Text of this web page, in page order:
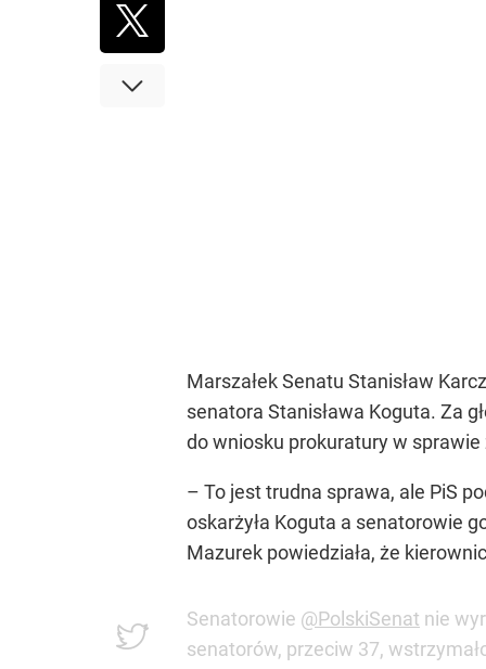
Marszałek Senatu Stanisław
senatora Stanisława Koguta. Za
do wniosku prokuratury w
– To jest trudna sprawa, ale PiS
oskarżyła Koguta a senatorowie
Mazurek powiedziała, że
Senatorowie @PolskiSenat nie
senatorów, przeciw 37,